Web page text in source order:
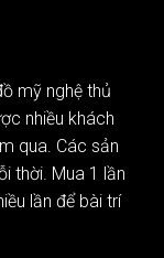
mỹ nghệ thủ
nhiều khách
qua. Các sản
thời. Mua 1 lần
lần để bài trí